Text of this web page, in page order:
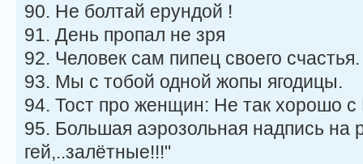
90. Не болтай ерундой !
91. День пропал не зря
92. Человек сам пипец своего счастья.
93. Мы с тобой одной жопы ягодицы.
94. Тост про женщин: Не так хорошо с
95. Большая аэрозольная надпись на
гей,..залётные!!!"